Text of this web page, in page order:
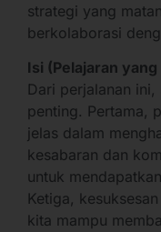
strategi yang
berkolaborasi
Isi (Pelajaran
Dari perjalanan
penting. Pertama,
jelas dalam
kesabaran dan
untuk
Ketiga,
kita mampu